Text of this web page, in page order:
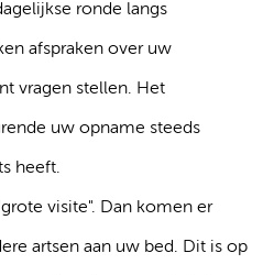
ronde langs
afspraken over uw
vragen stellen. Het
uw opname steeds
heeft.
visite". Dan komen er
artsen aan uw bed. Dit is op